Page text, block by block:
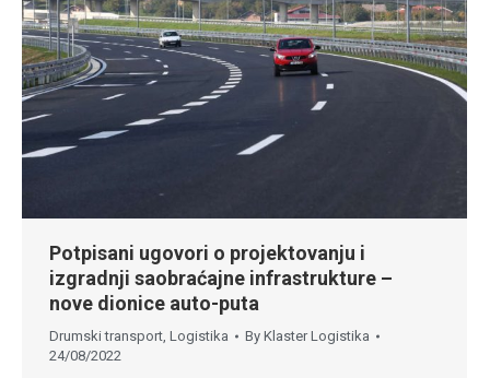
Potpisani ugovori o projektovanju i
izgradnji saobraćajne infrastrukture –
nove dionice auto-puta
Drumski transport Logistika By Klaster Logistika
24/08/2022